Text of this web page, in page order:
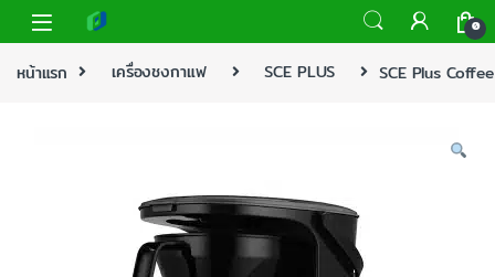
0
หน้าแรก เครื่องชงกาแฟ SCE PLUS SCE Plus